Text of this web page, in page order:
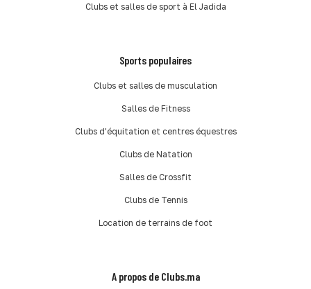
Clubs et salles de sport à El Jadida
Sports populaires
Clubs et salles de musculation
Salles de Fitness
Clubs d'équitation et centres équestres
Clubs de Natation
Salles de Crossfit
Clubs de Tennis
Location de terrains de foot
A propos de Clubs.ma